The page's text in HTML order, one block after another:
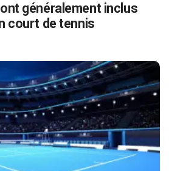
généralement inclus
court de tennis